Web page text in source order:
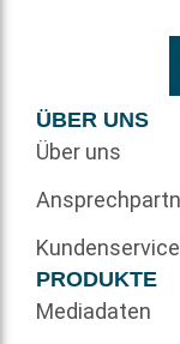
ÜBER UNS
Über uns
Kundenservice
PRODUKTE
Mediadaten